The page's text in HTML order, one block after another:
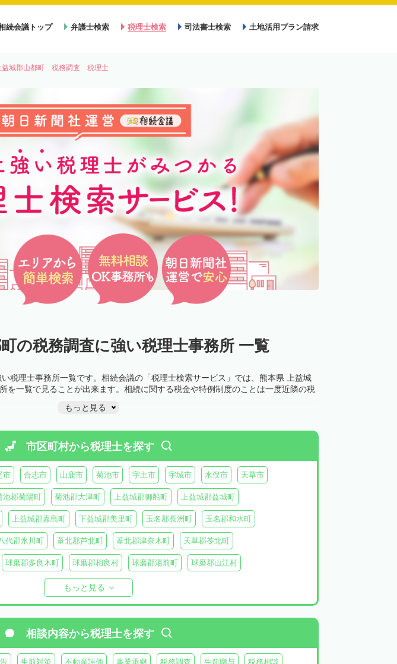
続会議トップ 弁護士検索 税理士検索 司法書士検索 土地活用プラン請求
益城郡山都町 税務調査 税理士
の税務調査に強い税理士事務所 一覧
税理士事務所一覧です。相続会議の「税理士検索サービス」では、熊本県 上益城
を一覧で見ることが出来ます。相続に関する税金や特例制度のことは一度近隣の税
もっと見る
市区町村から税理士を探す
市 合志市 山鹿市 菊池市 宇土市 宇城市 水俣市 天草市
池郡菊陽町 菊池郡大津町 上益城郡御船町 上益城郡益城町
上益城郡嘉島町 下益城郡美里町 玉名郡長洲町 玉名郡和水町
代郡氷川町 葦北郡芦北町 葦北郡津奈木町 天草郡苓北町
球磨郡多良木町 球磨郡相良村 球磨郡湯前町 球磨郡山江村
阿蘇郡南阿蘇村
もっと見る
相談内容から税理士を探す
生前対策 不動産評価 事業承継 税務調査 生前贈与 税務相談